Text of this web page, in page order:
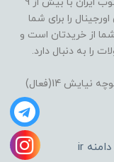
بهداشتی ، مراقبت از پوست و موی اورجینال جنوب ایران با بیش از 9
را برای شما
از خریدتان است و
را به دنبال دارد.
14(فعال)